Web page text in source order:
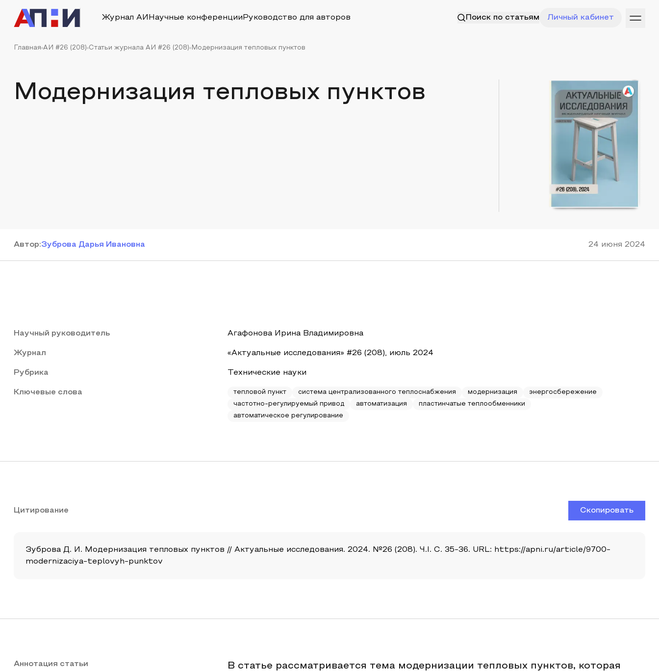
Журнал АИ Научные конференции Руководство для авторов Поиск по статьям Личный кабинет
Главная АИ #26 (208) Статьи журнала АИ #26 (208) Модернизация тепловых пунктов
Модернизация тепловых пунктов
Автор:Зуброва Дарья Ивановна 24 июня 2024
Научный руководитель Агафонова Ирина Владимировна
Журнал «Актуальные исследования» #26 (208), июль 2024
Рубрика Технические науки
Ключевые слова тепловой пункт система централизованного теплоснабжения модернизация
энергосбережение
частотно-регулируемый привод
автоматизация
пластинчатые теплообменники
автоматическое регулирование
Цитирование Скопировать
Зуброва Д. И. Модернизация тепловых пунктов // Актуальные исследования. 2024. №26 (208). Ч.I. С. 35-36. URL: https://apni.ru/article/9700-
modernizaciya-teplovyh-punktov
Аннотация статьи
В статье рассматривается тема модернизации тепловых пунктов, которая